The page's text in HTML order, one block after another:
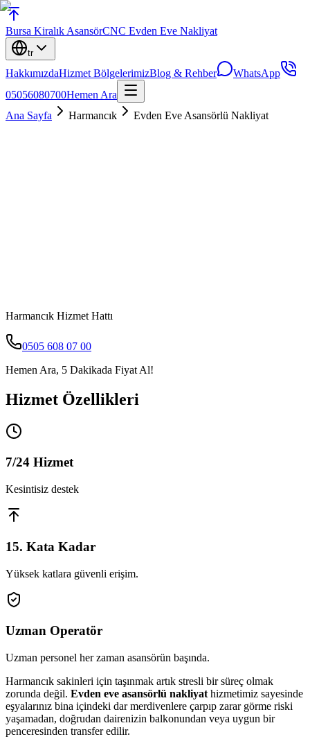
Bursa Kiralık AsansörCNC Evden Eve Nakliyat
tr
HakkımızdaHizmet BölgelerimizBlog & Rehber
WhatsApp
05056080700Hemen Ara
Ana Sayfa
Harmancık Evden Eve Asansörlü Nakliyat
Harmancık Hizmet Hattı
0505 608 07 00
Hemen Ara, 5 Dakikada Fiyat Al!
Hizmet Özellikleri
7/24 Hizmet
Kesintisiz destek
15. Kata Kadar
Yüksek katlara güvenli erişim.
Uzman Operatör
Uzman personel her zaman asansörün başında.
Harmancık sakinleri için taşınmak artık stresli bir süreç olmak
zorunda değil. Evden eve asansörlü nakliyat hizmetimiz sayesinde
eşyalarınız bina içindeki dar merdivenlere çarpıp zarar görme riski
yaşamadan, doğrudan dairenizin balkonundan veya uygun bir
penceresinden transfer edilir.